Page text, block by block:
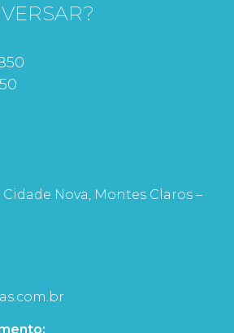
Cidade Nova, Montes Claros –